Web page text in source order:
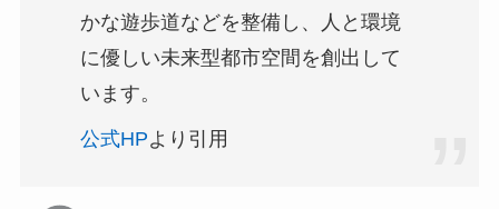
かな遊歩道などを整備し、人と環境
に優しい未来型都市空間を創出して
います。
公式HPより引用